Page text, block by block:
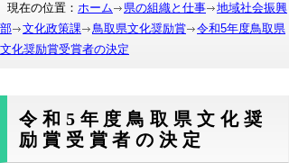
現在の位置： ホーム 県の組織と仕事
地域社会振興
部
文化政策課 鳥取県文化奨励賞
令和5年度鳥取県
文化奨励賞受賞者の決定
令和5年度鳥取県文化奨
励賞受賞者の決定